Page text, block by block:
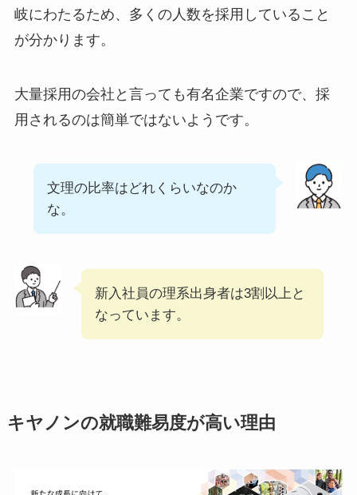
岐にわたるため、多くの人数を採用していること
が分かります。
大量採用の会社と言っても有名企業ですので、採
用されるのは簡単ではないようです。
文理の比率はどれくらいなのか
な。
新入社員の理系出身者は3割以上と
なっています。
キヤノンの就職難易度が高い理由